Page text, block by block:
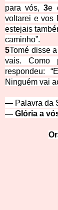
para vós, 3e
voltarei e vos
estejais
caminho”.
5Tomé disse
vais. Como
respondeu:
Ninguém vai
— Palavra da
— Glória a